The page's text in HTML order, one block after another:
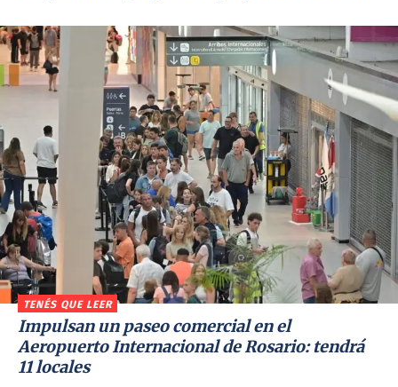
TENÉS QUE LEER
Impulsan un paseo comercial en el
Aeropuerto Internacional de Rosario: tendrá
11 locales